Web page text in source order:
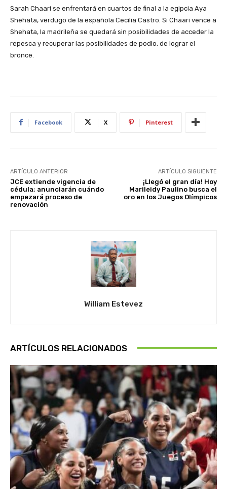
Sarah Chaari se enfrentará en cuartos de final a la egipcia Aya
Shehata, verdugo de la española Cecilia Castro. Si Chaari vence a
Shehata, la madrileña se quedará sin posibilidades de acceder la
repesca y recuperar las posibilidades de podio, de lograr el
bronce.
Facebook X Pinterest
ARTÍCULO ANTERIOR
JCE extiende vigencia de
cédula; anunciarán cuándo
empezará proceso de
renovación
ARTÍCULO SIGUIENTE
¡Llegó el gran día! Hoy
Marileidy Paulino busca el
oro en los Juegos Olímpicos
William Estevez
ARTÍCULOS RELACIONADOS